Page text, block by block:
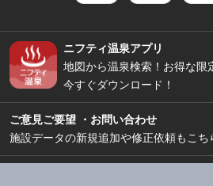
ニフティ温泉アプリ
地図から温泉検索！お得な限
今すぐダウンロード！
ご意見ご要望 ・お問い合わせ
施設データの新規追加や修正依頼もこち